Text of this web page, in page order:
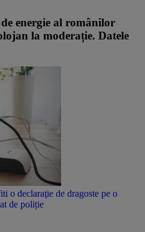
energie al românilor
la moderație. Datele
o declaraţie de dragoste pe o
de poliție